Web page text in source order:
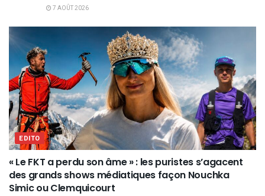
7 AOÛT 2026
EDITO
« Le FKT a perdu son âme » : les puristes s’agacent
des grands shows médiatiques façon Nouchka
Simic ou Clemquicourt